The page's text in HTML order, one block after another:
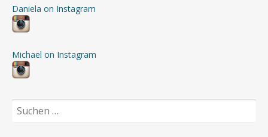
Daniela on Instagram
Michael on Instagram
Suchen
nach: